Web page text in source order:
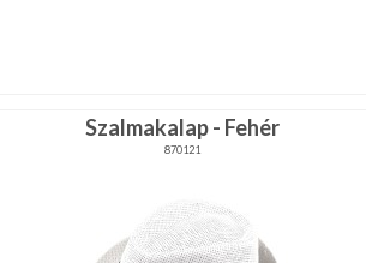
Szalmakalap - Fehér
870121